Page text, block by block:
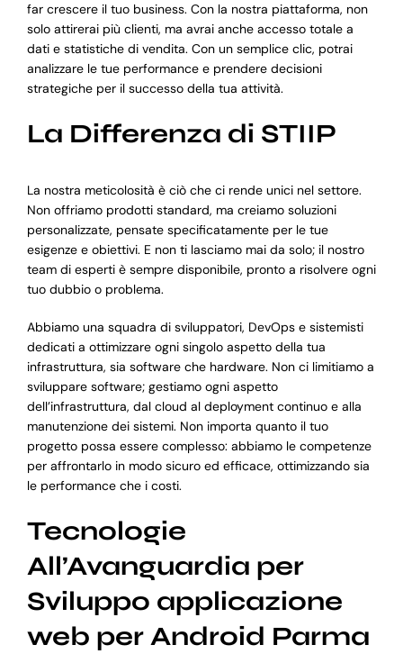
far crescere il tuo business. Con la nostra piattaforma, non
solo attirerai più clienti, ma avrai anche accesso totale a
dati e statistiche di vendita. Con un semplice clic, potrai
analizzare le tue performance e prendere decisioni
strategiche per il successo della tua attività.
La Differenza di STIIP
La nostra meticolosità è ciò che ci rende unici nel settore.
Non offriamo prodotti standard, ma creiamo soluzioni
personalizzate, pensate specificatamente per le tue
esigenze e obiettivi. E non ti lasciamo mai da solo; il nostro
team di esperti è sempre disponibile, pronto a risolvere ogni
tuo dubbio o problema.
Abbiamo una squadra di sviluppatori, DevOps e sistemisti
dedicati a ottimizzare ogni singolo aspetto della tua
infrastruttura, sia software che hardware. Non ci limitiamo a
sviluppare software; gestiamo ogni aspetto
dell’infrastruttura, dal cloud al deployment continuo e alla
manutenzione dei sistemi. Non importa quanto il tuo
progetto possa essere complesso: abbiamo le competenze
per affrontarlo in modo sicuro ed efficace, ottimizzando sia
le performance che i costi.
Tecnologie
All’Avanguardia per
Sviluppo applicazione
web per Android Parma